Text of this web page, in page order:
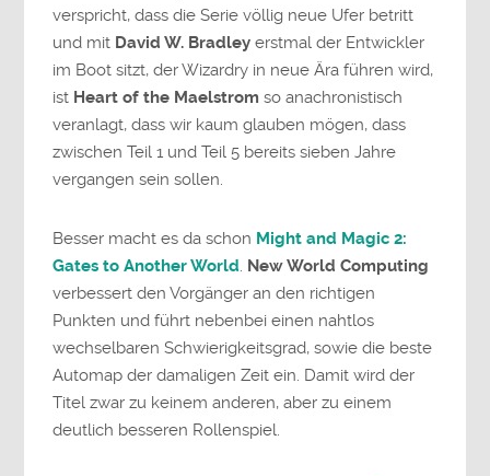
verspricht, dass die Serie völlig neue Ufer betritt
und mit David W. Bradley erstmal der Entwickler
im Boot sitzt, der Wizardry in neue Ära führen wird,
ist Heart of the Maelstrom so anachronistisch
veranlagt, dass wir kaum glauben mögen, dass
zwischen Teil 1 und Teil 5 bereits sieben Jahre
vergangen sein sollen.
Besser macht es da schon Might and Magic 2:
Gates to Another World. New World Computing
verbessert den Vorgänger an den richtigen
Punkten und führt nebenbei einen nahtlos
wechselbaren Schwierigkeitsgrad, sowie die beste
Automap der damaligen Zeit ein. Damit wird der
Titel zwar zu keinem anderen, aber zu einem
deutlich besseren Rollenspiel.